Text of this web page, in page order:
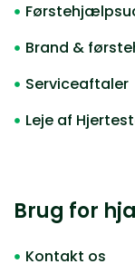
Brand &
Serviceaftaler
Leje af
Brug for
Kontakt os